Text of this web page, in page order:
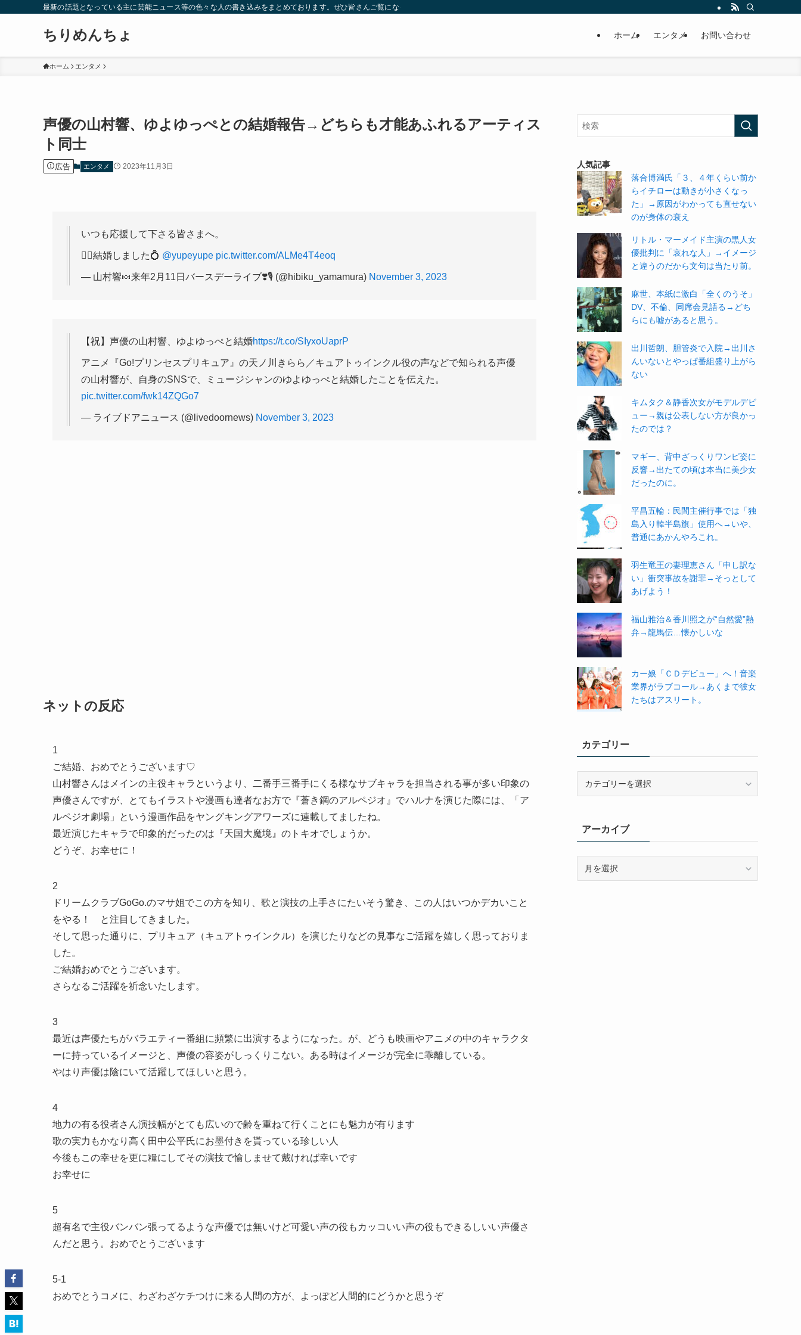
最新の話題となっている主に芸能ニュース等の色々な人の書き込みをまとめております。ぜひ皆さんご覧になっていってください。
ちりめんちょ ホーム エンタメ お問い合わせ
ホーム エンタメ
声優の山村響、ゆよゆっぺとの結婚報告→どちらも才能あふれるアーティス
ト同士
広告 エンタメ 2023年11月3日
いつも応援して下さる皆さまへ。
👰‍♀️結婚しました💍 @yupeyupe pic.twitter.com/ALMe4T4eoq
— 山村響🍬来年2月11日バースデーライブ❣️🎙️ (@hibiku_yamamura) November 3, 2023
【祝】声優の山村響、ゆよゆっぺと結婚https://t.co/SIyxoUaprP
アニメ『Go!プリンセスプリキュア』の天ノ川きらら／キュアトゥインクル役の声などで知られる声優
の山村響が、自身のSNSで、ミュージシャンのゆよゆっぺと結婚したことを伝えた。
pic.twitter.com/fwk14ZQGo7
— ライブドアニュース (@livedoornews) November 3, 2023
ネットの反応
1
ご結婚、おめでとうございます♡
山村響さんはメインの主役キャラというより、二番手三番手にくる様なサブキャラを担当される事が多い印象の
声優さんですが、とてもイラストや漫画も達者なお方で『蒼き鋼のアルペジオ』でハルナを演じた際には、「ア
ルペジオ劇場」という漫画作品をヤングキングアワーズに連載してましたね。
最近演じたキャラで印象的だったのは『天国大魔境』のトキオでしょうか。
どうぞ、お幸せに！
2
ドリームクラブGoGo.のマサ姐でこの方を知り、歌と演技の上手さにたいそう驚き、この人はいつかデカいこと
をやる！ と注目してきました。
そして思った通りに、プリキュア（キュアトゥインクル）を演じたりなどの見事なご活躍を嬉しく思っておりま
した。
ご結婚おめでとうございます。
さらなるご活躍を祈念いたします。
3
最近は声優たちがバラエティー番組に頻繁に出演するようになった。が、どうも映画やアニメの中のキャラクタ
ーに持っているイメージと、声優の容姿がしっくりこない。ある時はイメージが完全に乖離している。
やはり声優は陰にいて活躍してほしいと思う。
4
地力の有る役者さん演技幅がとても広いので齢を重ねて行くことにも魅力が有ります
歌の実力もかなり高く田中公平氏にお墨付きを貰っている珍しい人
今後もこの幸せを更に糧にしてその演技で愉しませて戴ければ幸いです
お幸せに
5
超有名で主役バンバン張ってるような声優では無いけど可愛い声の役もカッコいい声の役もできるしいい声優さ
んだと思う。おめでとうございます
5-1
おめでとうコメに、わざわざケチつけに来る人間の方が、よっぽど人間的にどうかと思うぞ
人気記事
落合博満氏「３、４年くらい前か
らイチローは動きが小さくなっ
た」→原因がわかっても直せない
のが身体の衰え
リトル・マーメイド主演の黒人女
優批判に「哀れな人」→イメージ
と違うのだから文句は当たり前。
麻世、本紙に激白「全くのうそ」
DV、不倫、同席会見語る→どち
らにも嘘があると思う。
出川哲朗、胆管炎で入院→出川さ
んいないとやっぱ番組盛り上がら
ない
キムタク＆静香次女がモデルデビ
ュー→親は公表しない方が良かっ
たのでは？
マギー、背中ざっくりワンピ姿に
反響→出たての頃は本当に美少女
だったのに。
平昌五輪：民間主催行事では「独
島入り韓半島旗」使用へ→いや、
普通にあかんやろこれ。
羽生竜王の妻理恵さん「申し訳な
い」衝突事故を謝罪→そっとして
あげよう！
福山雅治＆香川照之が“自然愛”熱
弁→龍馬伝…懐かしいな
カー娘「ＣＤデビュー」へ！音楽
業界がラブコール→あくまで彼女
たちはアスリート。
カテゴリー
ーアーカイブ